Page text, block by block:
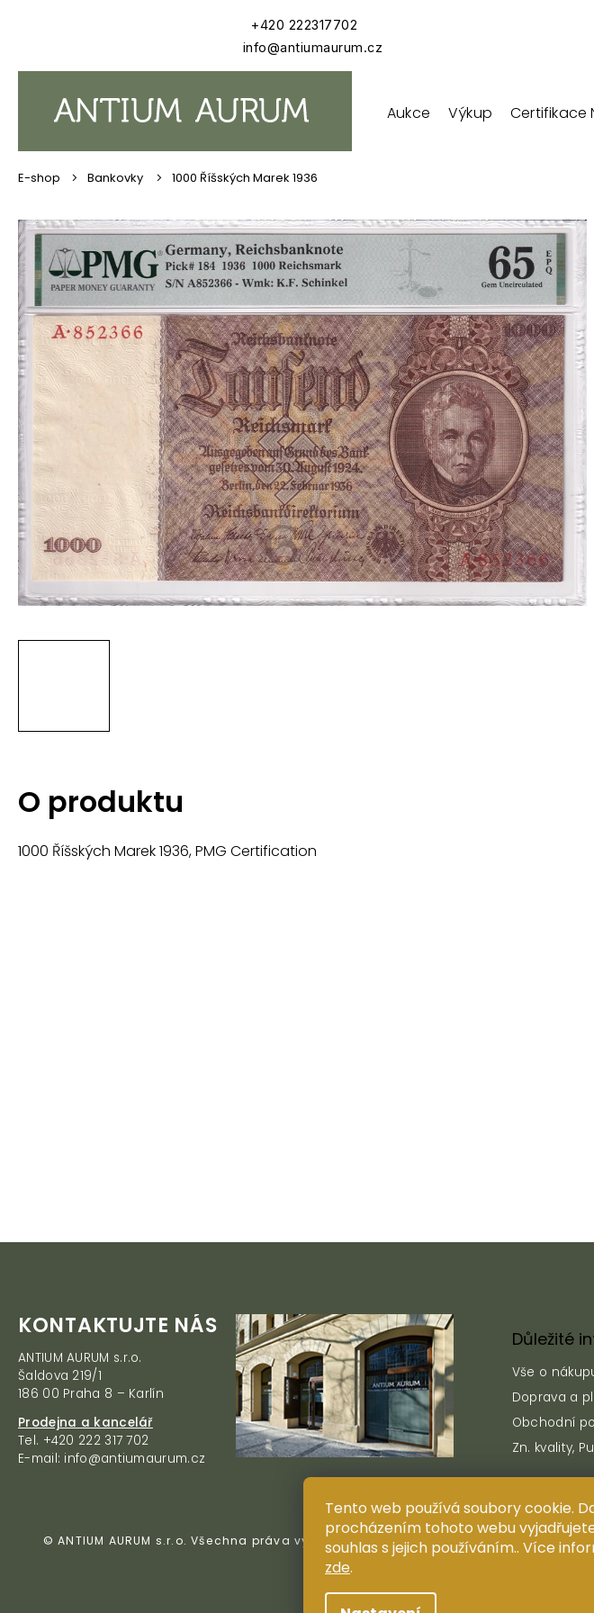
Tento web používá soubory cookie.
procházením tohoto webu
souhlas s jejich používáním.. Více
zde.
+420 222317702
info@antiumaurum.cz
Aukce Výkup Certifikace
Bankovky 1000 Říšských Marek 1936
O produktu
1000 Říšských Marek 1936, PMG Certification
KONTAKTUJTE NÁS
ANTIUM AURUM s.r.o.
Šaldova 219/1
186 00 Praha 8 – Karlín
Prodejna a kancelář
Tel. +420 222 317 702
E-mail: info@antiumaurum.cz
Důležité
Vše o
Doprava a
Obchodní
Zn. kvality,
© ANTIUM AURUM s.r.o. Všechna práva vyhrazena. Kopírování, duplikování,